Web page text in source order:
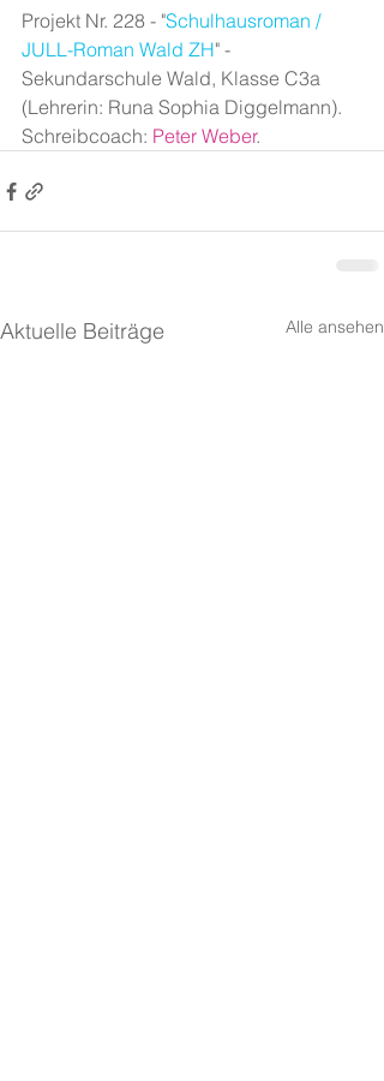
Projekt Nr. 228 - "Schulhausroman /
JULL-Roman Wald ZH" -
Sekundarschule Wald, Klasse C3a
(Lehrerin: Runa Sophia Diggelmann).
Schreibcoach: Peter Weber.
Aktuelle Beiträge Alle ansehen